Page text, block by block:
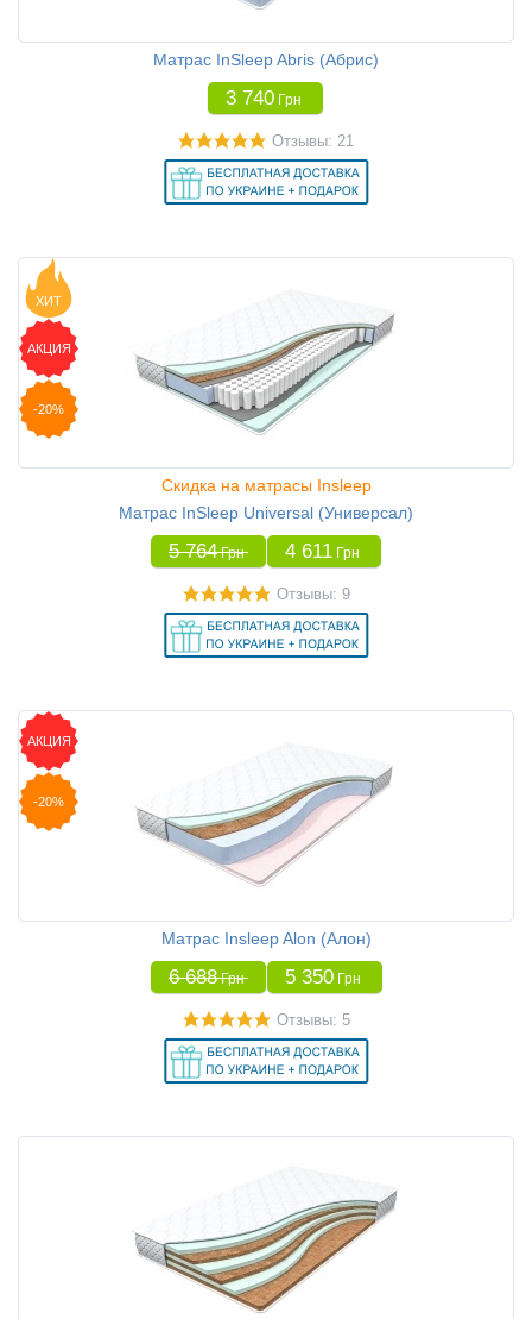
Матрас InSleep Abris (Абрис)
3 740 Грн
Отзывы: 21
ХИТ
АКЦИЯ
-20%
Скидка на матрасы Insleep
Матрас InSleep Universal (Универсал)
5 764 Грн 4 611 Грн
Отзывы: 9
АКЦИЯ
-20%
Матрас Insleep Alon (Алон)
6 688 Грн 5 350 Грн
Отзывы: 5